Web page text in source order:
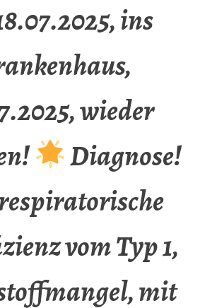
ins
wieder
Diagnose!
vom Typ 1,
mit